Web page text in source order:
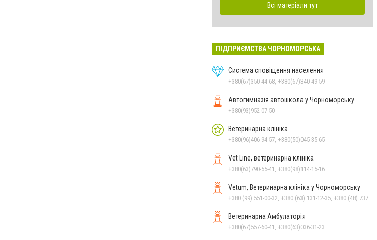
Всі матеріали тут
ПІДПРИЄМСТВА ЧОРНОМОРСЬКА
Система сповіщення населення
+380(67)350-44-68, +380(67)340-49-59
Автогимназія автошкола у Чорноморську
+380(93)952-07-50
Ветеринарна клініка
+380(96)406-94-57, +380(50)045-35-65
Vet Line, ветеринарна клініка
+380(63)790-55-41, +380(98)114-15-16
Vetum, Ветеринарна клініка у Чорноморську
Ветеринарна Амбулаторія
+380(67)557-60-41, +380(63)036-31-23